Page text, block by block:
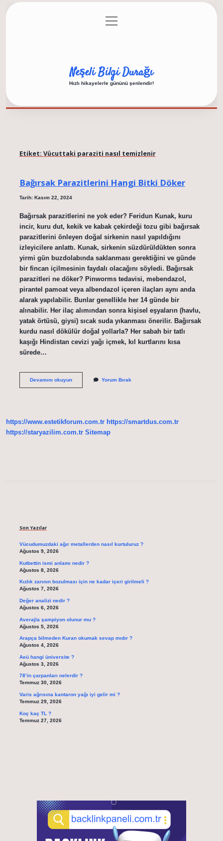
Gizlilik Politikası
menüyü
aç
Neşeli Bilgi Durağı
Hızlı hikayelerle gününü şenlendir!
Etiket: Vücuttaki paraziti nasıl temizlenir
Bağırsak Parazitlerini Hangi Bitki Döker
Tarih: Kasım 22, 2024
Bağırsak parazitlerini ne yok eder? Feridun Kunak, kuru
incir, kuru dut, kekik ve kabak çekirdeği tozu gibi bağırsak
parazitlerini önleyen doğal sirkenin nasıl yapıldığını
izleyicilere anlattı. Kunak, sirkenin süzdürüldükten sonra
yirmi gün buzdolabında saklanması gerektiğini ve günde
bir fincan içilmesinin faydalı olacağını söyledi. Bağırsak
parazitleri ne döker? Pinworms tedavisi, mebendazol,
pirantel pamoat veya albendazol içeren ilaçları aynı anda
alarak yapılabilir. Bunlar genellikle her 14 günde bir
alınabilir. Her ilaç alımından sonra kişisel eşyaların (havlu,
yatak örtüsü, giysi) sıcak suda yıkanması önerilir. Bağırsak
kurdu nasıl dökülür doğal yollarla? Her sabah bir tatlı
kaşığı Hindistan cevizi yağı içmek, kıl kurtlarını kısa
sürede…
Devamını okuyunBağırsak
Yorum Bırak
https://www.estetikforum.com.tr https://smartdus.com.tr
https://staryazilim.com.tr Sitemap
Son Yazılar
Vücudumuzdaki ağır metallerden nasıl kurtuluruz ?
Ağustos 9, 2026
Kutbettin ismi anlamı nedir ?
Ağustos 8, 2026
Kızlık zarının bozulması için ne kadar içeri girilmeli ?
Ağustos 7, 2026
Değer analizi nedir ?
Ağustos 6, 2026
Averajla şampiyon olunur mu ?
Ağustos 5, 2026
Arapça bilmeden Kuran okumak sevap mıdır ?
Ağustos 4, 2026
Aeü hangi üniversite ?
Ağustos 3, 2026
78’in çarpanları nelerdir ?
Temmuz 30, 2026
Varis ağrısına kantaron yağı iyi gelir mi ?
Temmuz 29, 2026
Koç kaç TL ?
Temmuz 27, 2026